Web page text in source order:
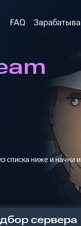
FAQ
списка ниже и начни
сервера